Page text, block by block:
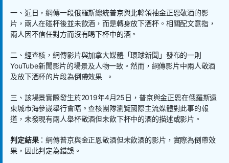
一、近日，網傳一段俄羅斯總統普京與北韓領袖金正恩敬酒的影
片，兩人在碰杯後並未飲酒，而是轉身放下酒杯。相關配文意指，
兩人因不信任對方而沒有喝下杯中的酒。
二、經查核，網傳影片與加拿大媒體「環球新聞」發布的一則
YouTube新聞影片的場景及人物一致。然而，網傳影片中兩人敬酒
及放下酒杯的片段為倒帶效果 。
三、該場景實際發生於2019年4月25日，普京與金正恩在俄羅斯遠
東城市海參崴舉行會晤。查核團隊瀏覽國際主流媒體對此事的報
道，未發現有兩人舉杯敬酒但未飲下杯中的酒的描述或影片。
判定結果：網傳普京與金正恩敬酒但未飲酒的影片，實際為倒帶效
果，因此判定為錯誤。